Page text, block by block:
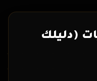
(دليلك